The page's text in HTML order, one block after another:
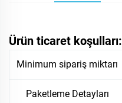
Ürün ticaret koşulları:
Minimum sipariş miktarı
Paketleme Detayları